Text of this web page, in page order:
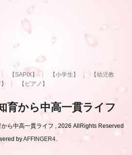
【SAPIX】 【小学生】
【幼児教
【ピアノ】
育から中高一貫ライフ
ら中高一貫ライフ , 2026 AllRights Reserved
byAFFINGER4.